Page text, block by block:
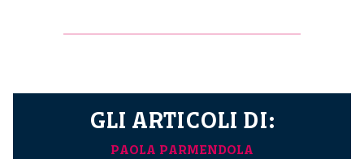
GLI ARTICOLI DI:
PAOLA PARMENDOLA